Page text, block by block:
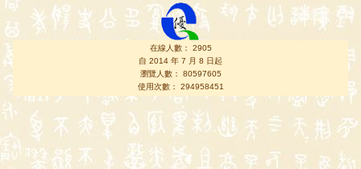
在線人數： 2905
自 2014 年 7 月 8 日起
瀏覽人數： 80597605
使用次數： 294958451